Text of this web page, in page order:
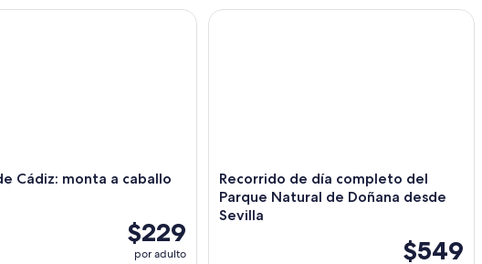
Cádiz: monta a caballo
$229
por adulto
monta a caballo andaluz
Recorrido de día completo del
Parque Natural de Doñana desde
Sevilla
$549
Recorrido de día completo del Parque